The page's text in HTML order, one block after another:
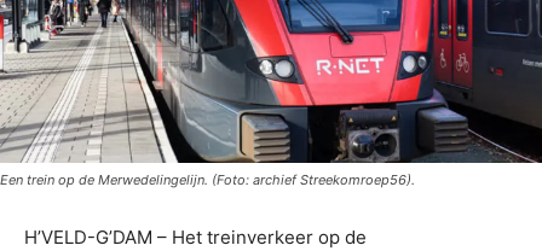
Een trein op de Merwedelingelijn. (Foto: archief Streekomroep56).
H’VELD-G’DAM – Het treinverkeer op de